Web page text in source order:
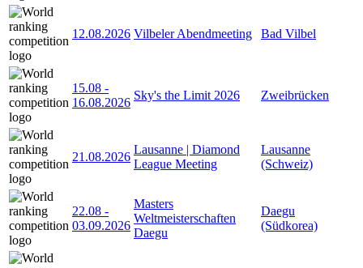
12.08.2026 Vilbeler Abendmeeting Bad Vilbel
15.08 -
16.08.2026
Sky's the Limit 2026 Zweibrücken
21.08.2026
Lausanne | Diamond
League Meeting
Lausanne
(Schweiz)
22.08 -
03.09.2026
Masters
Weltmeisterschaften
Daegu
Daegu
(Südkorea)